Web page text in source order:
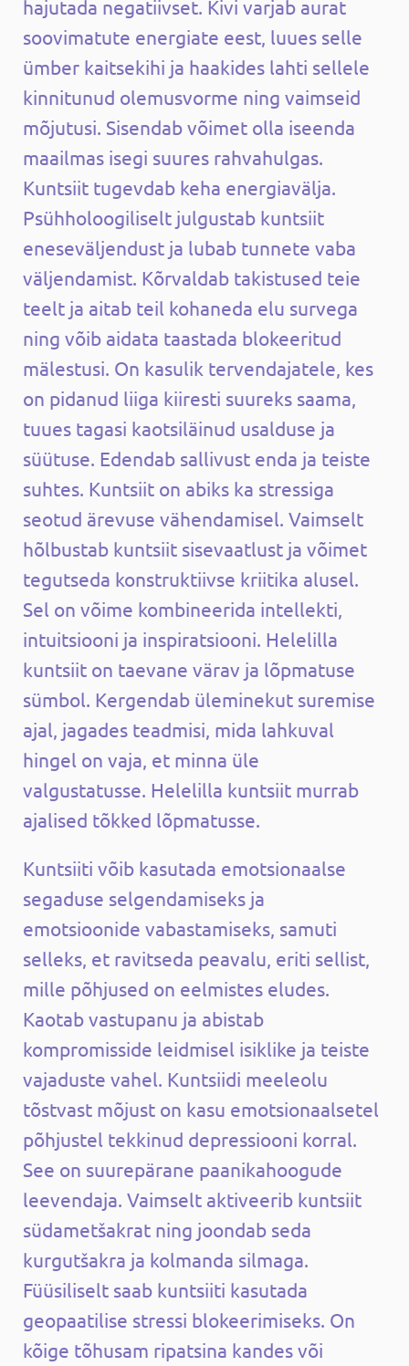
hajutada negatiivset. Kivi varjab aurat
soovimatute energiate eest, luues selle
ümber kaitsekihi ja haakides lahti sellele
kinnitunud olemusvorme ning vaimseid
mõjutusi. Sisendab võimet olla iseenda
maailmas isegi suures rahvahulgas.
Kuntsiit tugevdab keha energiavälja.
Psühholoogiliselt julgustab kuntsiit
eneseväljendust ja lubab tunnete vaba
väljendamist. Kõrvaldab takistused teie
teelt ja aitab teil kohaneda elu survega
ning võib aidata taastada blokeeritud
mälestusi. On kasulik tervendajatele, kes
on pidanud liiga kiiresti suureks saama,
tuues tagasi kaotsiläinud usalduse ja
süütuse. Edendab sallivust enda ja teiste
suhtes. Kuntsiit on abiks ka stressiga
seotud ärevuse vähendamisel. Vaimselt
hõlbustab kuntsiit sisevaatlust ja võimet
tegutseda konstruktiivse kriitika alusel.
Sel on võime kombineerida intellekti,
intuitsiooni ja inspiratsiooni. Helelilla
kuntsiit on taevane värav ja lõpmatuse
sümbol. Kergendab üleminekut suremise
ajal, jagades teadmisi, mida lahkuval
hingel on vaja, et minna üle
valgustatusse. Helelilla kuntsiit murrab
ajalised tõkked lõpmatusse.
Kuntsiiti võib kasutada emotsionaalse
segaduse selgendamiseks ja
emotsioonide vabastamiseks, samuti
selleks, et ravitseda peavalu, eriti sellist,
mille põhjused on eelmistes eludes.
Kaotab vastupanu ja abistab
kompromisside leidmisel isiklike ja teiste
vajaduste vahel. Kuntsiidi meeleolu
tõstvast mõjust on kasu emotsionaalsetel
põhjustel tekkinud depressiooni korral.
See on suurepärane paanikahoogude
leevendaja. Vaimselt aktiveerib kuntsiit
südametšakrat ning joondab seda
kurgutšakra ja kolmanda silmaga.
Füüsiliselt saab kuntsiiti kasutada
geopaatilise stressi blokeerimiseks. On
kõige tõhusam ripatsina kandes või